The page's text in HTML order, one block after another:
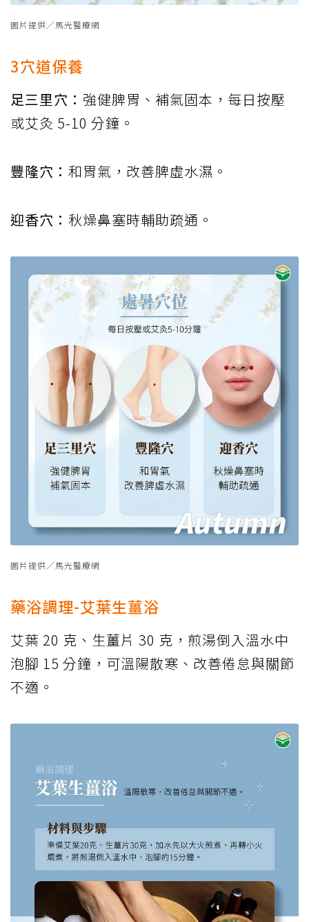
圖片提供／馬光醫療網
3穴道保養
足三里穴： 強健脾胃、補氣固本，每日按壓
或艾灸 5-10 分鐘。
豐隆穴： 和胃氣，改善脾虛水濕。
迎香穴： 秋燥鼻塞時輔助疏通。
圖片提供／馬光醫療網
藥浴調理-艾葉生薑浴
艾葉 20 克、生薑片 30 克，煎湯倒入溫水中
泡腳 15 分鐘，可溫陽散寒、改善倦怠與關節
不適。